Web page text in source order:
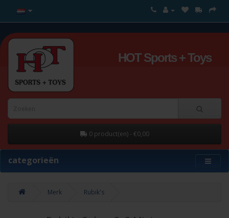
HOT Sports + Toys
0 product(en) - €0,00
categorieën
Merk Rubik's